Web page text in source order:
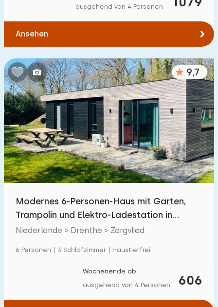
ausgehend von 4 Personen
Ansehen
9,7
Modernes 6-Personen-Haus mit Garten,
Trampolin und Elektro-Ladestation in
Drenthe
Niederlande > Drenthe > Zorgvlied
6 Personen | 3 Schlafzimmer | Haustierfrei
606
Wochenende ab
ausgehend von 4 Personen